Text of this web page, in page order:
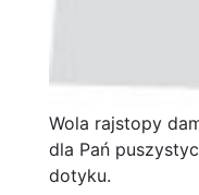
Wola rajstopy
dla Pań
dotyku.